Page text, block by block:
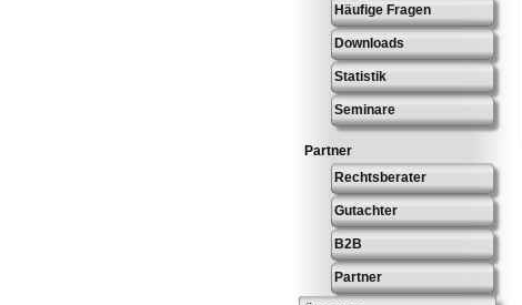
Häufige Fragen
Downloads
Statistik
Seminare
Partner
Rechtsberater
Gutachter
B2B
Partner